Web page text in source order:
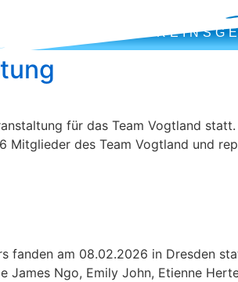
für das Team Vogtland
Mitglieder des Team Vogtland und
fanden am 08.02.2026 in Dresden
Ngo, Emily John, Etienne